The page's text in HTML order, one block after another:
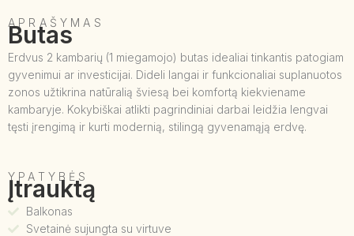
APRAŠYMAS
Butas
Erdvus 2 kambarių (1 miegamojo) butas idealiai tinkantis patogiam
gyvenimui ar investicijai. Dideli langai ir funkcionaliai suplanuotos
zonos užtikrina natūralią šviesą bei komfortą kiekviename
kambaryje. Kokybiškai atlikti pagrindiniai darbai leidžia lengvai
tęsti įrengimą ir kurti modernią, stilingą gyvenamąją erdvę.
YPATYBĖS
Įtrauktą
Balkonas
Svetainė sujungta su virtuve